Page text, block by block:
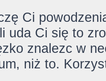
Ci
uda Ci się to
znalezc w
niż to.